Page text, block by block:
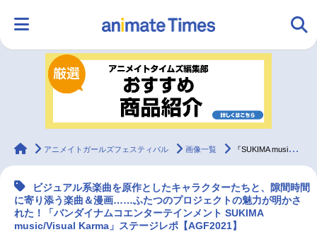
ランキング アニメ
ラジオ
マンガ・ラノベ ゲーム・アプリ 音楽 コスプレ
animateTimes
アニメイトガールズフェスティバル 画像一覧 『SUKIMA music』＆『Visual Karma』ステージレポ【AGF2021】
ビジュアル系楽曲を原作としたキャラクターたちと、隙間時間
に寄り添う楽曲＆漫画……ふたつのプロジェクトの魅力が明かさ
れた！「バンダイナムコエンターテインメント SUKIMA
music/Visual Karma」ステージレポ【AGF2021】